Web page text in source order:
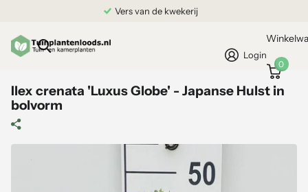
Vers van de kwekerij
Login
0
Ilex crenata 'Luxus Globe' - Japanse Hulst in
bolvorm